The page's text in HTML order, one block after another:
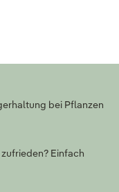
bei Pflanzen
Einfach